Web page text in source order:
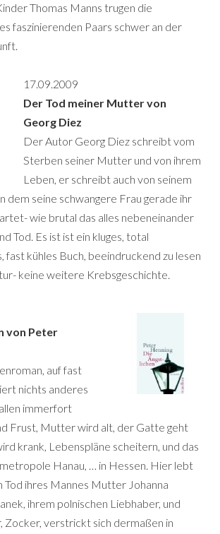
Thomas Manns trugen die
faszinierenden Paars schwer an der
17.09.2009
Der Tod meiner Mutter von
Georg Diez
Der Autor Georg Diez schreibt vom
Sterben seiner Mutter und von ihrem
Leben, er schreibt auch von seinem
dem seine schwangere Frau gerade ihr
wie brutal das alles nebeneinander
Tod. Es ist ist ein kluges, total
fast kühles Buch, beeindruckend zu lesen
keine weitere Krebsgeschichte.
von Peter
auf fast
nichts anderes
immerfort
Frust, Mutter wird alt, der Gatte geht
krank, Lebenspläne scheitern, und das
Hanau, … in Hessen. Hier lebt
Tod ihres Mannes Mutter Johanna
ihrem polnischen Liebhaber, und
Zocker, verstrickt sich dermaßen in